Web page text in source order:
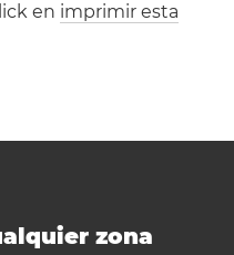
en imprimir esta
zona